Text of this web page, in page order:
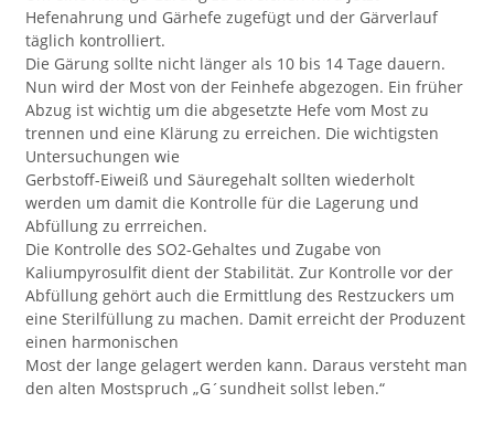
Hefenahrung und Gärhefe zugefügt und der Gärverlauf
täglich kontrolliert.
Die Gärung sollte nicht länger als 10 bis 14 Tage dauern.
Nun wird der Most von der Feinhefe abgezogen. Ein früher
Abzug ist wichtig um die abgesetzte Hefe vom Most zu
trennen und eine Klärung zu erreichen. Die wichtigsten
Untersuchungen wie
Gerbstoff-Eiweiß und Säuregehalt sollten wiederholt
werden um damit die Kontrolle für die Lagerung und
Abfüllung zu errreichen.
Die Kontrolle des SO2-Gehaltes und Zugabe von
Kaliumpyrosulfit dient der Stabilität. Zur Kontrolle vor der
Abfüllung gehört auch die Ermittlung des Restzuckers um
eine Sterilfüllung zu machen. Damit erreicht der Produzent
einen harmonischen
Most der lange gelagert werden kann. Daraus versteht man
den alten Mostspruch „G´sundheit sollst leben.“